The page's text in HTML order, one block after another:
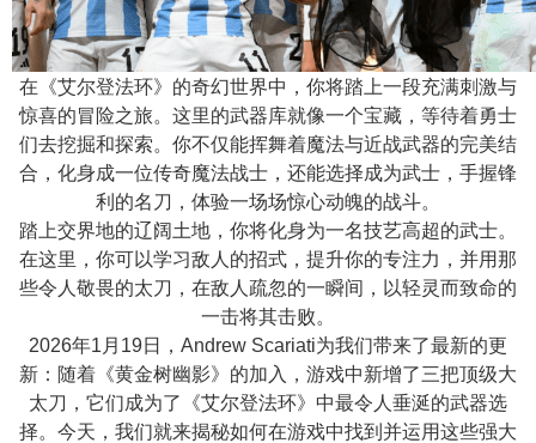
在《艾尔登法环》的奇幻世界中，你将踏上一段充满刺激与
惊喜的冒险之旅。这里的武器库就像一个宝藏，等待着勇士
们去挖掘和探索。你不仅能挥舞着魔法与近战武器的完美结
合，化身成一位传奇魔法战士，还能选择成为武士，手握锋
利的名刀，体验一场场惊心动魄的战斗。
踏上交界地的辽阔土地，你将化身为一名技艺高超的武士。
在这里，你可以学习敌人的招式，提升你的专注力，并用那
些令人敬畏的太刀，在敌人疏忽的一瞬间，以轻灵而致命的
一击将其击败。
2026年1月19日，Andrew Scariati为我们带来了最新的更
新：随着《黄金树幽影》的加入，游戏中新增了三把顶级大
太刀，它们成为了《艾尔登法环》中最令人垂涎的武器选
择。今天，我们就来揭秘如何在游戏中找到并运用这些强大